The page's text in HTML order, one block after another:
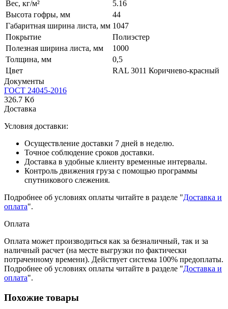
Вес, кг/м²
5.16
Высота гофры, мм
44
Габаритная ширина листа, мм 1047
Покрытие
Полиэстер
Полезная ширина листа, мм
1000
Толщина, мм
0,5
Цвет
RAL 3011 Коричнево-красный
Документы
ГОСТ 24045-2016
326.7 Кб
Доставка
Условия доставки:
Осуществление доставки 7 дней в неделю.
Точное соблюдение сроков доставки.
Доставка в удобные клиенту временные интервалы.
Контроль движения груза с помощью программы
спутникового слежения.
Подробнее об условиях оплаты читайте в разделе "Доставка и
оплата".
Оплата
Оплата может производиться как за безналичный, так и за
наличный расчет (на месте выгрузки по фактически
потраченному времени). Действует система 100% предоплаты.
Подробнее об условиях оплаты читайте в разделе "Доставка и
оплата".
Похожие товары